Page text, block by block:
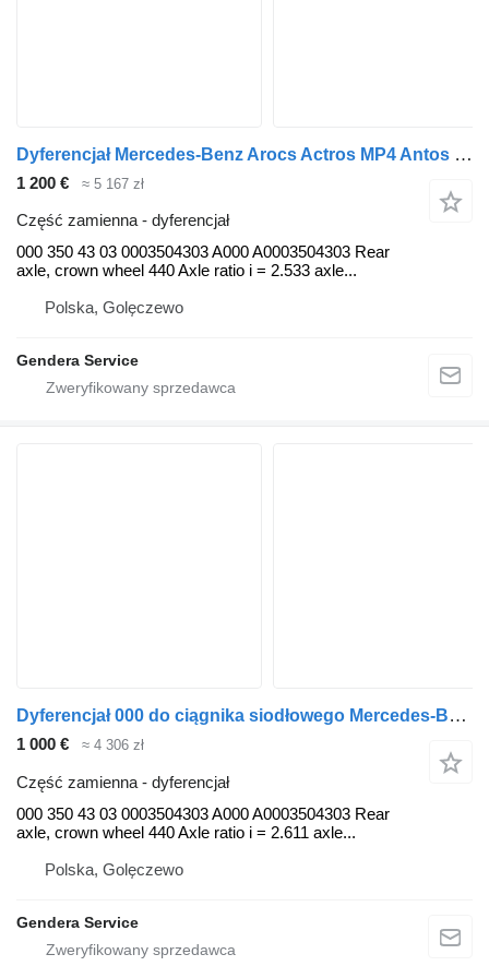
Dyferencjał Mercedes-Benz Arocs Actros MP4 Antos 000 do ciągnika siodłowego Mercedes-Benz Actros MP4 Arocs Antos
1 200 € ≈ 5 167 zł
Część zamienna - dyferencjał
000 350 43 03 0003504303 A000 A0003504303 Rear
axle, crown wheel 440 Axle ratio i = 2.533 axle...
Polska, Golęczewo
Gendera Service
Dyferencjał 000 do ciągnika siodłowego Mercedes-Benz Actros MP4 Arocs Antos
1 000 € ≈ 4 306 zł
Część zamienna - dyferencjał
000 350 43 03 0003504303 A000 A0003504303 Rear
axle, crown wheel 440 Axle ratio i = 2.611 axle...
Polska, Golęczewo
Gendera Service